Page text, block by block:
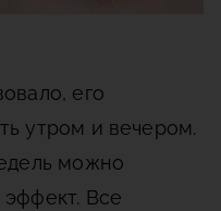
его
утром и вечером.
можно
Все